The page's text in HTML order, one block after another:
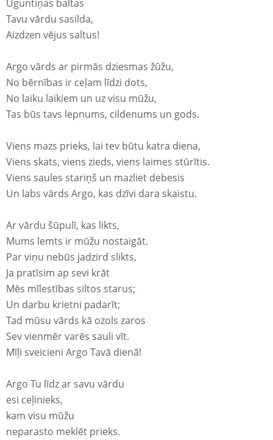
Uguntiņas baltas
Tavu vārdu sasilda,
Aizdzen vējus saltus!
Argo vārds ar pirmās dziesmas žūžu,
No bērnības ir ceļam līdzi dots,
No laiku laikiem un uz visu mūžu,
Tas būs tavs lepnums, cildenums un gods.
Viens mazs prieks, lai tev būtu katra diena,
Viens skats, viens zieds, viens laimes stūrītis.
Viens saules stariņš un mazliet debesis
Un labs vārds Argo, kas dzīvi dara skaistu.
Ar vārdu šūpulī, kas likts,
Mums lemts ir mūžu nostaigāt.
Par viņu nebūs jadzird slikts,
Ja pratīsim ap sevi krāt
Mēs mīlestības siltos starus;
Un darbu krietni padarīt;
Tad mūsu vārds kā ozols zaros
Sev vienmēr varēs sauli vīt.
Mīļi sveicieni Argo Tavā dienā!
Argo Tu līdz ar savu vārdu
esi ceļinieks,
kam visu mūžu
neparasto meklēt prieks.